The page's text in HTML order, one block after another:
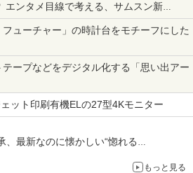
エンタメ目線で考える、サムスン新
フューチャー」の時計台をモチーフにした
ープなどをデジタル化する「思い出アー
ット印刷有機ELの27型4Kモニター
、最新なのに懐かしい“惚れる
もっと見る